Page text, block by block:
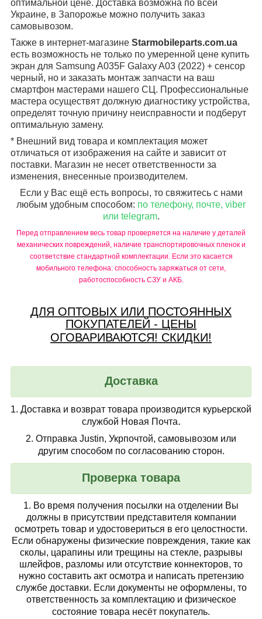
оптимальной цене. Доставка возможна по всей
Украине, в Запорожье можно получить заказ
самовывозом.
Также в интернет-магазине Starmobileparts.com.ua
есть возможность не только по умеренной цене купить
экран для Samsung A035F Galaxy A03 (2022) + сенсор
черный, но и заказать монтаж запчасти на ваш
смартфон мастерами нашего СЦ. Профессиональные
мастера осуществят должную диагностику устройства,
определят точную причину неисправности и подберут
оптимальную замену.
* Внешний вид товара и комплектация может
отличаться от изображения на сайте и зависит от
поставки. Магазин не несет ответственности за
изменения, внесенные производителем.
Если у Вас ещё есть вопросы, то свяжитесь с нами
любым удобным способом: по телефону, почте, viber
или telegram.
Перед отправлением весь товар проверяется на наличие у деталей
механических повреждений, наличие транспортировочных пленок и
соответствие стандартной комплектации. Если это касается
мобильного телефона: способность заряжаться от сети,
работоспособность СЗУ и АКБ.
ДЛЯ ОПТОВЫХ ИЛИ ПОСТОЯННЫХ
ПОКУПАТЕЛЕЙ - ЦЕНЫ
ОГОВАРИВАЮТСЯ! СКИДКИ!
Доставка
1. Доставка и возврат товара производится курьерской
службой Новая Почта.
2. Отправка Justin, Укрпочтой, самовывозом или
другим способом по согласованию сторон.
Проверка товара
1. Во время получения посылки на отделении Вы
должны в присутствии представителя компании
осмотреть товар и удостовериться в его целостности.
Если обнаружены физические повреждения, такие как
сколы, царапины или трещины на стекле, разрывы
шлейфов, разломы или отсутствие коннекторов, то
нужно составить акт осмотра и написать претензию
службе доставки. Если документы не оформлены, то
ответственность за комплектацию и физическое
состояние товара несёт покупатель.